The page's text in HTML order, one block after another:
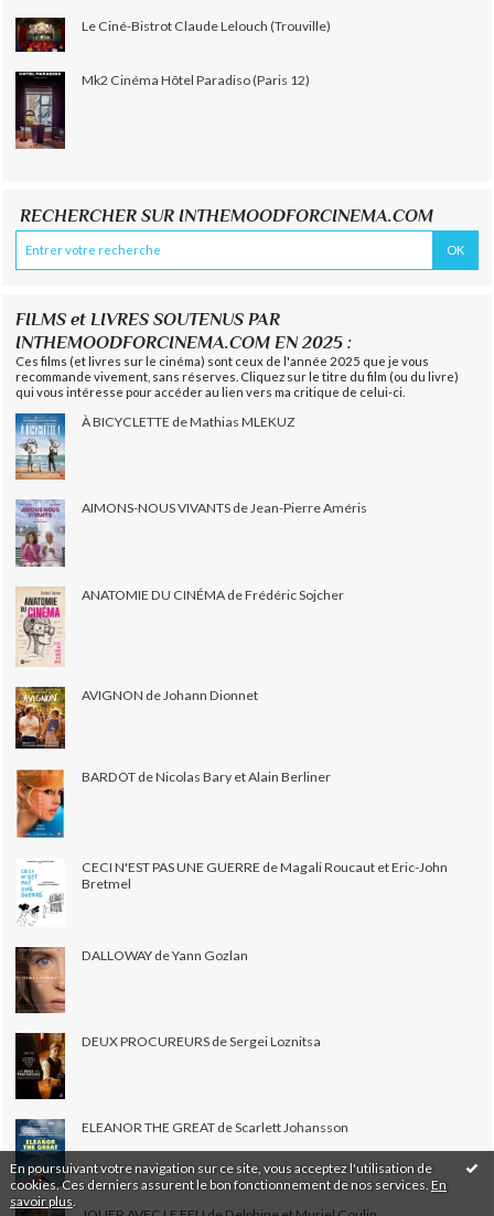
En poursuivant votre navigation sur ce site, vous acceptez l'utilisation de
cookies. Ces derniers assurent le bon fonctionnement de nos services. En
savoir plus
Le Ciné-Bistrot Claude Lelouch (Trouville)
Mk2 Cinéma Hôtel Paradiso (Paris 12)
RECHERCHER SUR INTHEMOODFORCINEMA.COM
FILMS et LIVRES SOUTENUS PAR
INTHEMOODFORCINEMA.COM EN 2025 :
Ces films (et livres sur le cinéma) sont ceux de l'année 2025 que je vous
recommande vivement, sans réserves. Cliquez sur le titre du film (ou du livre)
qui vous intéresse pour accéder au lien vers ma critique de celui-ci.
À BICYCLETTE de Mathias MLEKUZ
AIMONS-NOUS VIVANTS de Jean-Pierre Améris
ANATOMIE DU CINÉMA de Frédéric Sojcher
AVIGNON de Johann Dionnet
BARDOT de Nicolas Bary et Alain Berliner
CECI N'EST PAS UNE GUERRE de Magali Roucaut et Eric-John
Bretmel
DALLOWAY de Yann Gozlan
DEUX PROCUREURS de Sergei Loznitsa
ELEANOR THE GREAT de Scarlett Johansson